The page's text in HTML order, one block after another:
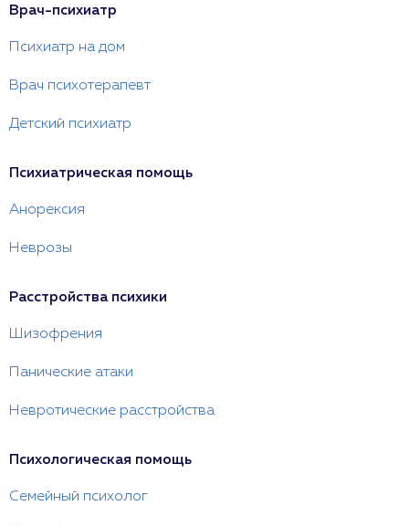
Врач-психиатр
Психиатр на дом
Врач психотерапевт
Детский психиатр
Психиатрическая помощь
Анорексия
Неврозы
Расстройства психики
Шизофрения
Панические атаки
Невротические расстройства
Психологическая помощь
Семейный психолог